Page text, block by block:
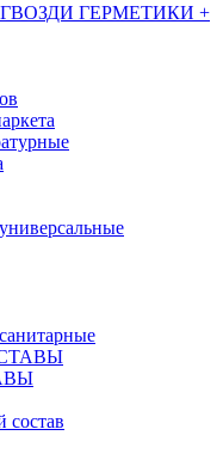
ГЕРМЕТИКИ +